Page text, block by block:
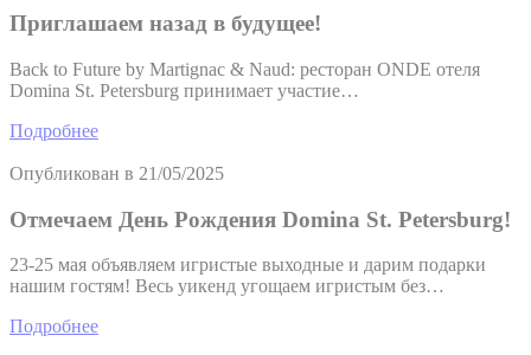
Приглашаем назад в будущее!
Back to Future by Martignac & Naud: ресторан ONDE отеля
Domina St. Petersburg принимает участие…
Подробнее
Опубликован в 21/05/2025
Отмечаем День Рождения Domina St. Petersburg!
23-25 мая объявляем игристые выходные и дарим подарки
нашим гостям! Весь уикенд угощаем игристым без…
Подробнее